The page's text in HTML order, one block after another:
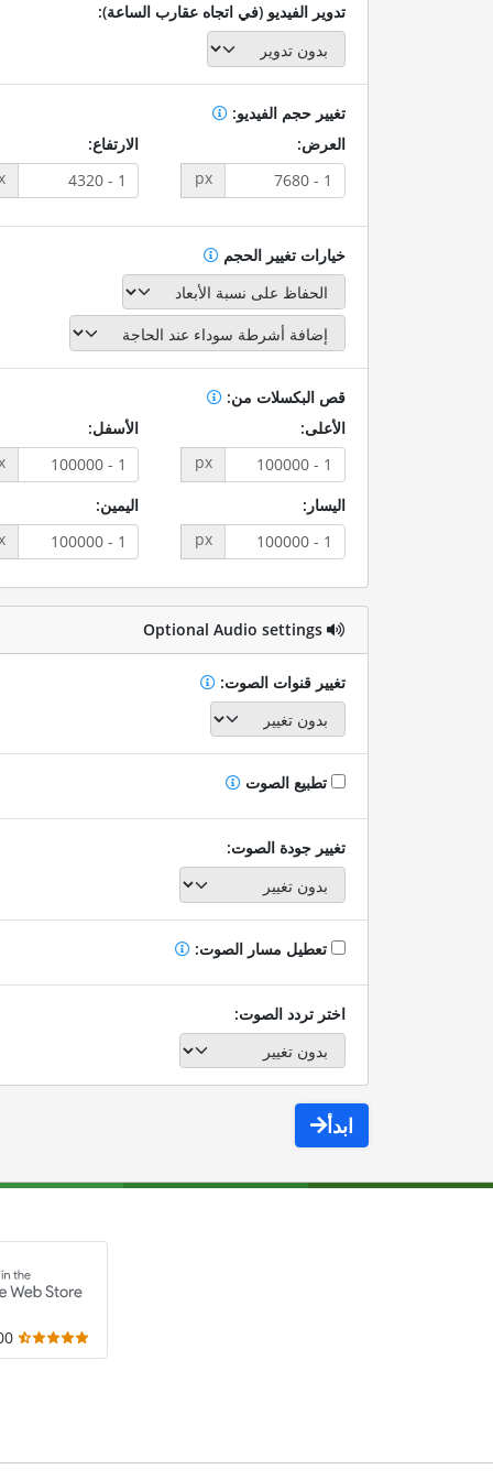
تدوير الفيديو (في اتجاه عقارب الساعة):
تغيير حجم الفيديو:
العرض:
px
الارتفاع:
خيارات تغيير الحجم
قص البكسلات من:
الأعلى:
px
الأسفل:
اليسار:
px
اليمين:
Optional Audio settings
تغيير قنوات الصوت:
تطبيع الصوت
تغيير جودة الصوت:
تعطيل مسار الصوت:
اختر تردد الصوت:
ابدأ